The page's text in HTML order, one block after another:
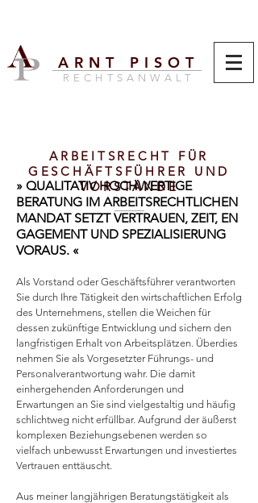
ARNT PISOT
RECHTSANWALT
ARBEITSRECHT FÜR
GESCHÄFTSFÜHRER UND
VORSTÄNDE
» QUALITATIV HOCHWERTIGE
BERATUNG IM ARBEITSRECHTLICHEN
MANDAT SETZT VERTRAUEN, ZEIT, EN
GAGEMENT UND SPEZIALISIERUNG
VORAUS. «
Als Vorstand oder Geschäftsführer verantworten
Sie durch Ihre Tätigkeit den wirtschaftlichen Erfolg
des Unternehmens, stellen die Weichen für
dessen zukünftige Entwicklung und sichern den
langfristigen Erhalt von Arbeitsplätzen. Überdies
nehmen Sie als Vorgesetzter Führungs- und
Personalverantwortung wahr. Die damit
einhergehenden Anforderungen und
Erwartungen an Sie sind vielgestaltig und häufig
schlichtweg nicht erfüllbar. Aufgrund der äußerst
komplexen Beziehungsebenen werden so
vielfach unbewusst Erwartungen und investiertes
Vertrauen enttäuscht.
Aus meiner langjährigen Beratungstätigkeit als